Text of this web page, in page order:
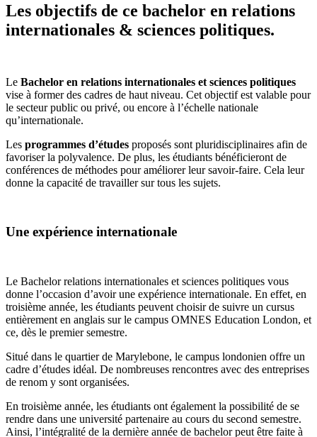
Les objectifs de ce bachelor en relations
internationales & sciences politiques.
Le Bachelor en relations internationales et sciences politiques
vise à former des cadres de haut niveau. Cet objectif est valable pour
le secteur public ou privé, ou encore à l’échelle nationale
qu’internationale.
Les programmes d’études proposés sont pluridisciplinaires afin de
favoriser la polyvalence. De plus, les étudiants bénéficieront de
conférences de méthodes pour améliorer leur savoir-faire. Cela leur
donne la capacité de travailler sur tous les sujets.
Une expérience internationale
Le Bachelor relations internationales et sciences politiques vous
donne l’occasion d’avoir une expérience internationale. En effet, en
troisième année, les étudiants peuvent choisir de suivre un cursus
entièrement en anglais sur le campus OMNES Education London, et
ce, dès le premier semestre.
Situé dans le quartier de Marylebone, le campus londonien offre un
cadre d’études idéal. De nombreuses rencontres avec des entreprises
de renom y sont organisées.
En troisième année, les étudiants ont également la possibilité de se
rendre dans une université partenaire au cours du second semestre.
Ainsi, l’intégralité de la dernière année de bachelor peut être faite à